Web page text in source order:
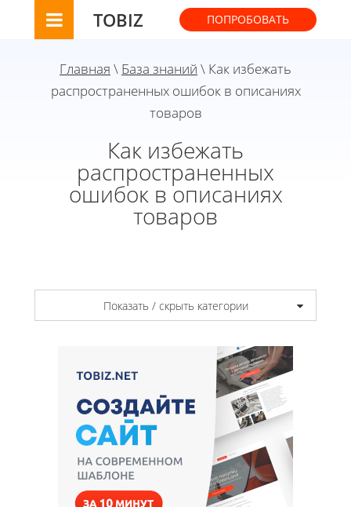
TOBIZ ПОПРОБОВАТЬ
Главная \ База знаний \ Как избежать
распространенных ошибок в описаниях
товаров
Как избежать
распространенных
ошибок в описаниях
товаров
Показать / скрыть категории